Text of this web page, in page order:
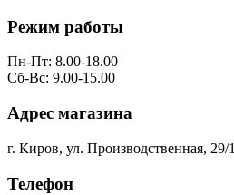
Режим работы
Пн-Пт: 8.00-18.00
Сб-Вс: 9.00-15.00
Адрес магазина
г. Киров, ул. Производственная, 29/1
Телефон